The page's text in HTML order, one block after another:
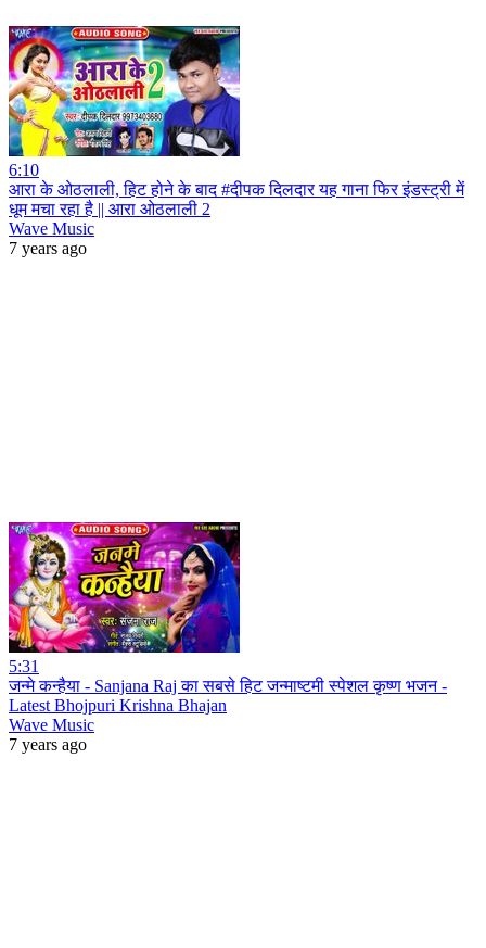
6:10
आरा के ओठलाली, हिट होने के बाद #दीपक दिलदार यह गाना फिर इंडस्ट्री में
धूम मचा रहा है || आरा ओठलाली 2
Wave Music
7 years ago
5:31
जन्मे कन्हैया - Sanjana Raj का सबसे हिट जन्माष्टमी स्पेशल कृष्ण भजन -
Latest Bhojpuri Krishna Bhajan
Wave Music
7 years ago